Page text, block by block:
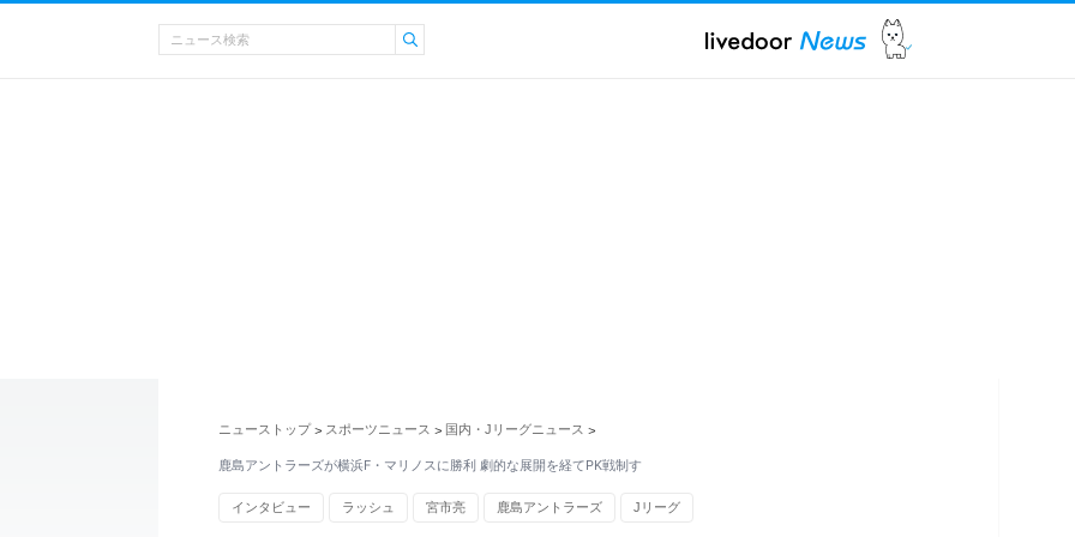
ニューストップ > スポーツニュース > 国内・Jリーグニュース >
鹿島アントラーズが横浜F・マリノスに勝利 劇的な展開を経てPK戦制す
インタビュー ラッシュ 宮市亮 鹿島アントラーズ Jリーグ